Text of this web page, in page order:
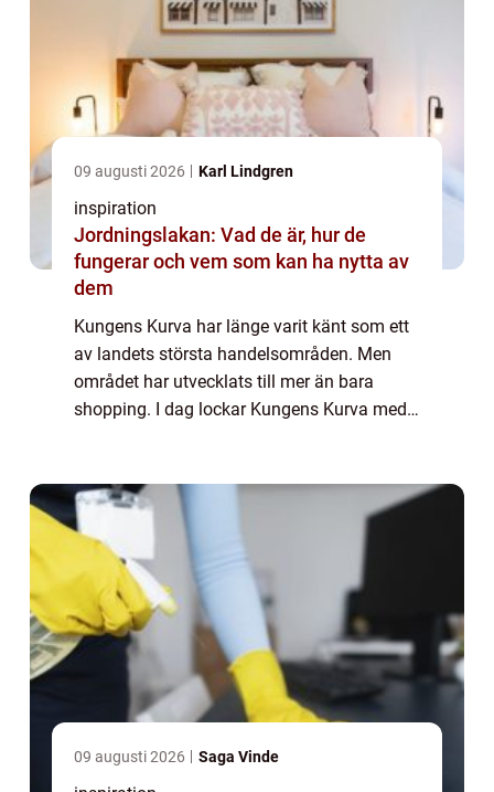
09 augusti 2026 Karl Lindgren
inspiration
Jordningslakan: Vad de är, hur de
fungerar och vem som kan ha nytta av
dem
Kungens Kurva har länge varit känt som ett
av landets största handelsområden. Men
området har utvecklats till mer än bara
shopping. I dag lockar Kungens Kurva med
o...
09 augusti 2026 Saga Vinde